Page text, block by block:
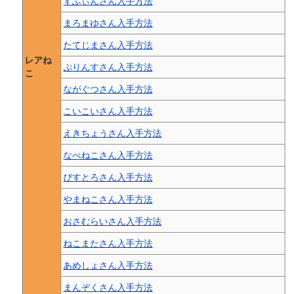
レアね
こ
まろまゆさん入手方法
たてじまさん入手方法
ぷりんすさん入手方法
ながぐつさん入手方法
こいこいさん入手方法
えきちょうさん入手方法
なべねこさん入手方法
びすとろさん入手方法
やまねこさん入手方法
おさむらいさん入手方法
ねこまたさん入手方法
あめしょさん入手方法
まんぞくさん入手方法